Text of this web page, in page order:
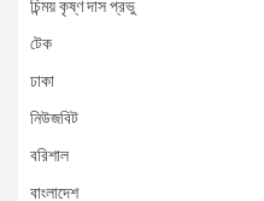
চিন্ময় কৃষ্ণ দাস প্রভু
টেক
ঢাকা
নিউজবিট
বরিশাল
বাংলাদেশ